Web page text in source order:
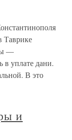
Таврике
—
в уплате дани.
В это
и